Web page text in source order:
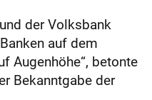
der Volksbank
auf dem
Augenhöhe“, betonte
Bekanntgabe der